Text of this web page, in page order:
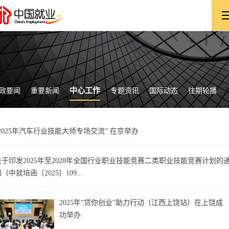
要闻 重要新闻 中心工作 专题资讯 国际动态 往期轮播
年汽车行业技能大师专场交流” 在京举办
于印发2025年至2028年全国行业职业技能竞赛二类职业技能竞赛计划的
（中就培函〔2025〕109...
2025年“贷你创业”助力行动（江西上饶站）在上饶成
功举办